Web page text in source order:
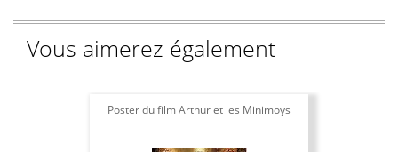
Vous aimerez également
Poster du film Arthur et les Minimoys